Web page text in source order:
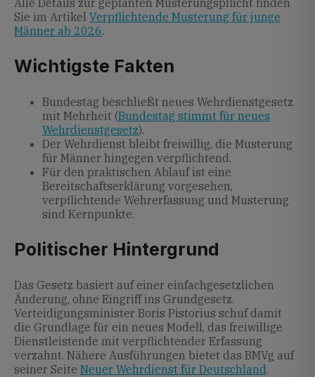
Alle Details zur geplanten Musterungspflicht finden
Sie im Artikel Verpflichtende Musterung für junge
Männer ab 2026.
Wichtigste Fakten
Bundestag beschließt neues Wehrdienstgesetz
mit Mehrheit (Bundestag stimmt für neues
Wehrdienstgesetz).
Der Wehrdienst bleibt freiwillig, die Musterung
für Männer hingegen verpflichtend.
Für den praktischen Ablauf ist eine
Bereitschaftserklärung vorgesehen,
verpflichtende Wehrerfassung und Musterung
sind Kernpunkte.
Politischer Hintergrund
Das Gesetz basiert auf einer einfachgesetzlichen
Änderung, ohne Eingriff ins Grundgesetz.
Verteidigungsminister Boris Pistorius schuf damit
die Grundlage für ein neues Modell, das freiwillige
Dienstleistende mit verpflichtender Erfassung
verzahnt. Nähere Ausführungen bietet das BMVg auf
seiner Seite Neuer Wehrdienst für Deutschland.